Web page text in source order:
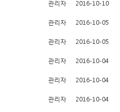
관리자 2016-10-10
관리자 2016-10-05
관리자 2016-10-05
관리자 2016-10-04
관리자 2016-10-04
관리자 2016-10-04